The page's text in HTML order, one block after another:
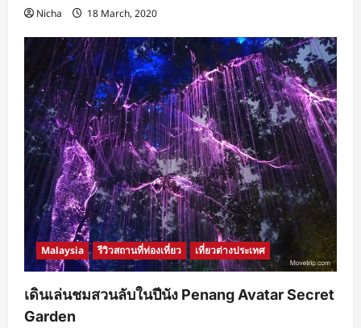
Nicha 18 March, 2020
Malaysia รีวิวสถานที่ท่องเที่ยว เที่ยวต่างประเทศ
เดินเล่นชมสวนลับในปีนัง Penang Avatar Secret
Garden